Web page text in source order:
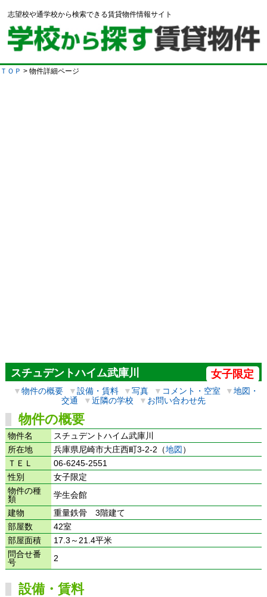
志望校や通学校から検索できる賃貸物件情報サイト
ＴＯＰ > 物件詳細ページ
スチュデントハイム武庫川 女子限定
▼物件の概要 ▼設備・賃料 ▼写真 ▼ コメント・空室 ▼地図・
交通
▼近隣の学校 ▼ お問い合わせ先
物件の概要
物件名
スチュデントハイム武庫川
所在地
兵庫県尼崎市大庄西町3-2-2（地図 ）
ＴＥＬ
06-6245-2551
性別
女子限定
物件の種
類
学生会館
建物
重量鉄骨 3階建て
部屋数
42室
部屋面積
17.3～21.4平米
問合せ番
号
2
設備・賃料